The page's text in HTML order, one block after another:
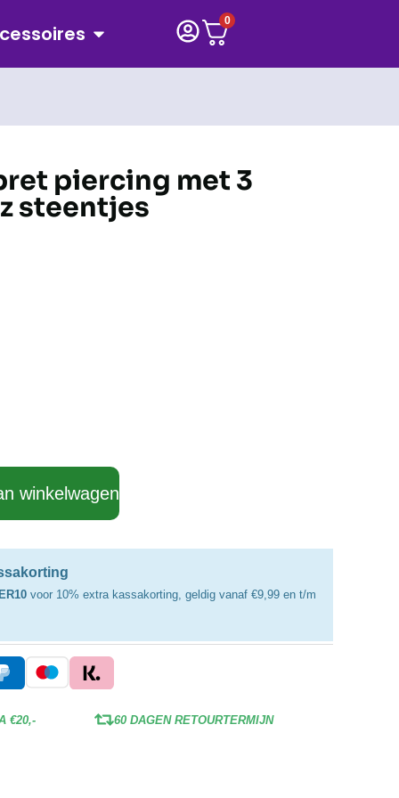
0
piercing met 3
steentjes
winkelwagen
voor 10% extra kassakorting, geldig vanaf €9,99 en t/m
€20,- 60 DAGEN RETOURTERMIJN